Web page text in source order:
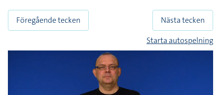
Föregående tecken
Nästa tecken
Starta autospelning